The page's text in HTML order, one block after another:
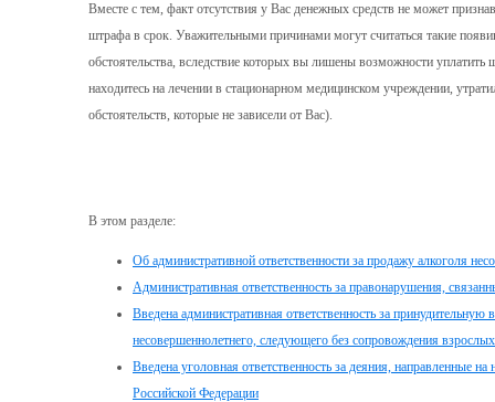
Вместе с тем, факт отсутствия у Вас денежных средств не может
штрафа в срок. Уважительными причинами могут считаться такие
обстоятельства, вследствие которых вы лишены возможности уплатить
находитесь на лечении в стационарном медицинском учреждении,
обстоятельств, которые не зависели от Вас).
В этом разделе:
Об административной ответственности за продажу алкоголя
Административная ответственность за правонарушения,
Введена административная ответственность за принудительную
несовершеннолетнего, следующего без сопровождения
Введена уголовная ответственность за деяния, направленные
Российской Федерации